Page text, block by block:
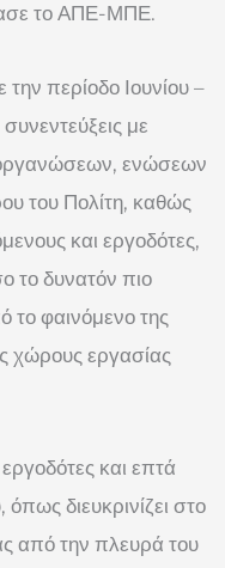
το ΑΠΕ-ΜΠΕ.
περίοδο Ιουνίου –
με
ενώσεων
του Πολίτη, καθώς
και εργοδότες,
το δυνατόν πιο
το φαινόμενο της
χώρους εργασίας
και επτά
διευκρινίζει στο
από την πλευρά του